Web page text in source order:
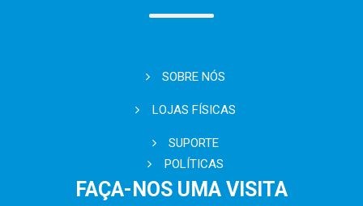
SOBRE NÓS
LOJAS FÍSICAS
SUPORTE
POLÍTICAS
FAÇA-NOS UMA VISITA